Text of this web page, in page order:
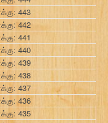
443
442
441
440
439
438
437
436
435